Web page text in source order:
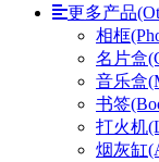
更多产品
相框
名片盒
音乐盒
书签
打火机
烟灰缸